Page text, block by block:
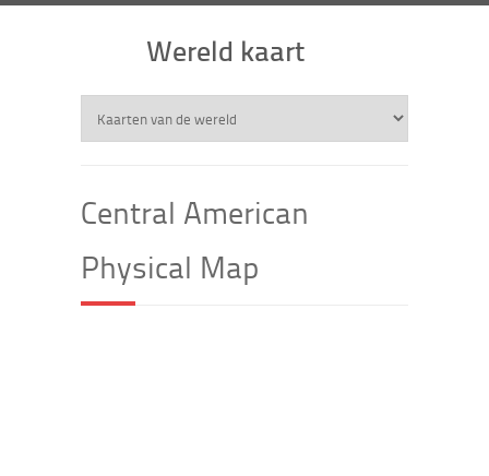
Wereld kaart
Central American
Physical Map